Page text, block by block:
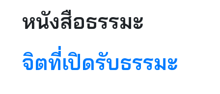
หนังสือธรรมะ
จิตที่เปิดรับธรรมะ